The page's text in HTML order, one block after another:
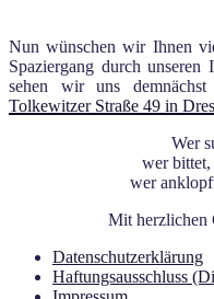
Nun wünschen wir Ihnen
Spaziergang durch
sehen wir uns
Tolkewitzer Straße 49 in
Wer
wer bittet,
wer
Mit herzlichen
Datenschutzerklärung
Haftungsausschluss